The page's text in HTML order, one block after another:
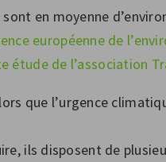
en moyenne
européenne de
étude de l’association
que l’urgence
ils disposent de